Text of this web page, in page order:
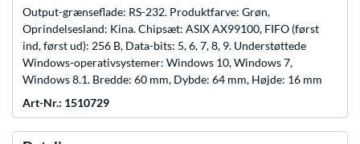
Output-grænseflade: RS-232. Produktfarve: Grøn,
Oprindelsesland: Kina. Chipsæt: ASIX AX99100, FIFO (først
ind, først ud): 256 B, Data-bits: 5, 6, 7, 8, 9. Understøttede
Windows-operativsystemer: Windows 10, Windows 7,
Windows 8.1. Bredde: 60 mm, Dybde: 64 mm, Højde: 16 mm
Art-Nr.: 1510729